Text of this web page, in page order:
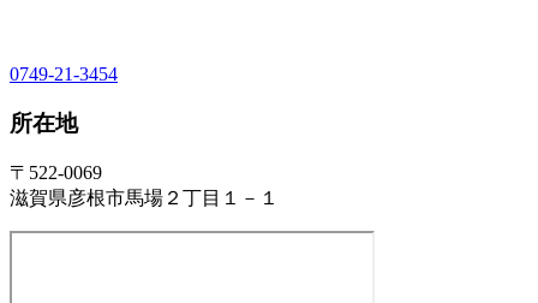
0749-21-3454
所在地
〒522-0069
滋賀県彦根市馬場２丁目１－１